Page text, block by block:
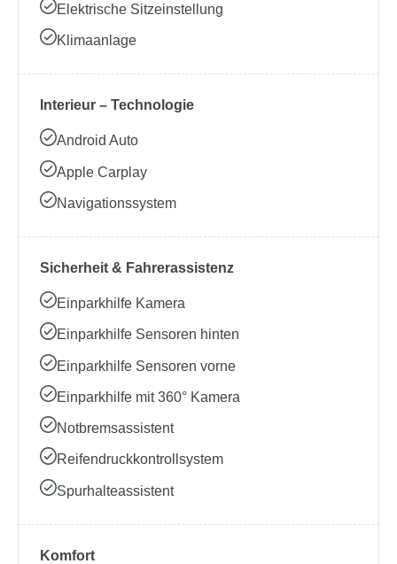
Elektrische Sitzeinstellung
Klimaanlage
Interieur – Technologie
Android Auto
Apple Carplay
Navigationssystem
Sicherheit & Fahrerassistenz
Einparkhilfe Kamera
Einparkhilfe Sensoren hinten
Einparkhilfe Sensoren vorne
Einparkhilfe mit 360° Kamera
Notbremsassistent
Reifendruckkontrollsystem
Spurhalteassistent
Komfort